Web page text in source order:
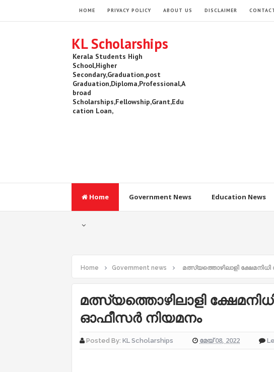
HOME PRIVACY POLICY ABOUT US DISCLAIMER
KL Scholarships
Kerala Students High
School,Higher
Secondary,Graduation,post
Graduation,Diploma,Professional,A
broad
Scholarships,Fellowship,Grant,Edu
cation Loan,
Home Government News Education News
Home Government news മത്സ്യത്തൊഴിലാളി
മത്സ്യത്തൊഴിലാളി
ഓഫീസർ നിയമനം
Posted By: KL Scholarships മേയ് 08, 2022